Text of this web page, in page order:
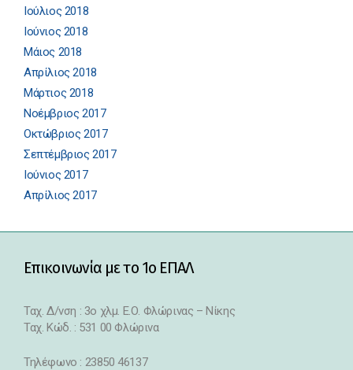
Ιούλιος 2018
Ιούνιος 2018
Μάιος 2018
Απρίλιος 2018
Μάρτιος 2018
Νοέμβριος 2017
Οκτώβριος 2017
Σεπτέμβριος 2017
Ιούνιος 2017
Απρίλιος 2017
Επικοινωνία με το 1ο ΕΠΑΛ
Ταχ. Δ/νση : 3o χλμ. Ε.Ο. Φλώρινας – Νίκης
Ταχ. Κώδ. : 531 00 Φλώρινα
Τηλέφωνο : 23850 46137